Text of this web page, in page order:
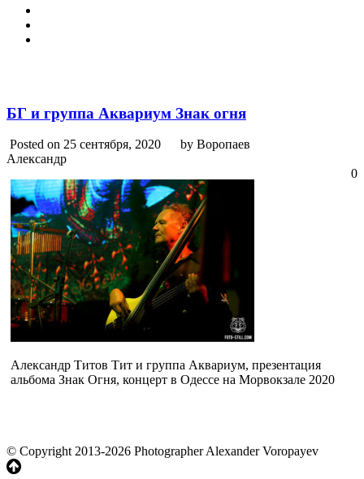
БГ и группа Аквариум Знак огня
Posted on 25 сентября, 2020
by Воропаев
Александр
0
Александр Титов Тит и группа Аквариум, презентация
альбома Знак Огня, концерт в Одессе на Морвокзале 2020
© Copyright 2013-2026 Photographer Alexander Voropayev